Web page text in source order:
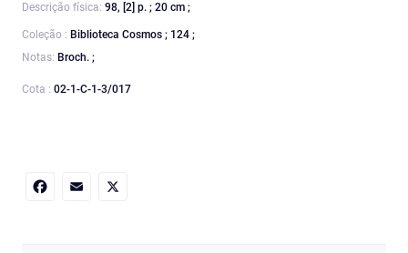
Descrição física: 98, [2] p. ; 20 cm ;
Coleção : Biblioteca Cosmos ; 124 ;
Notas: Broch. ;
Cota : 02-1-C-1-3/017